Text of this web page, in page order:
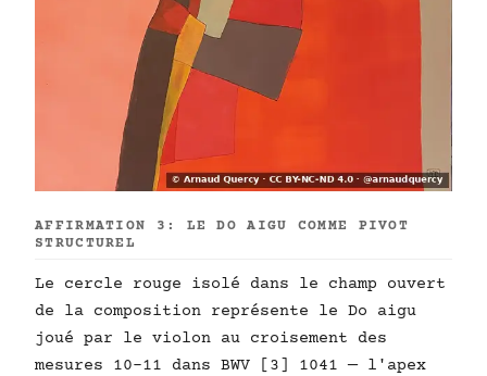
AFFIRMATION 3: LE DO AIGU COMME PIVOT
STRUCTUREL
Le cercle rouge isolé dans le champ ouvert
de la composition représente le Do aigu
joué par le violon au croisement des
mesures 10–11 dans BWV [3] 1041 — l'apex